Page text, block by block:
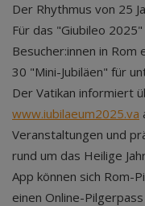
Der Rhythmus von 25
Für das "Giubileo
Besucher:innen in
30 "Mini-Jubiläen" für
Der Vatikan informiert
www.iubilaeum2025.va
Veranstaltungen und
rund um das Heilige
App können sich Rom-
einen Online-